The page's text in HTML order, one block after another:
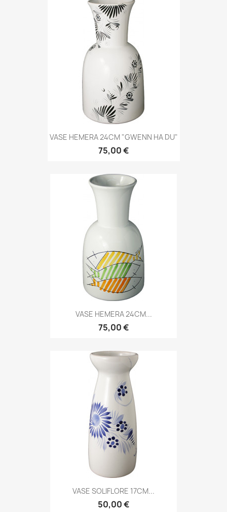
VASE HEMERA 24CM "GWENN HA DU"
75,00 €
VASE HEMERA 24CM...
75,00 €
VASE SOLIFLORE 17CM...
50,00 €